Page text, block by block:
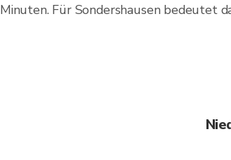
Minuten. Für Sondershausen bedeutet